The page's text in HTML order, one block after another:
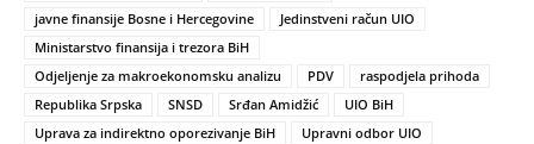
javne finansije Bosne i Hercegovine
Jedinstveni račun UIO
Ministarstvo finansija i trezora BiH
Odjeljenje za makroekonomsku analizu
PDV
raspodjela prihoda
Republika Srpska
SNSD Srđan Amidžić
UIO BiH
Uprava za indirektno oporezivanje BiH
Upravni odbor UIO